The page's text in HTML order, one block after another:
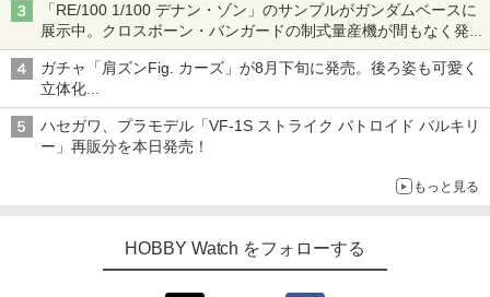
「RE/100 1/100 デナン・ゾン」のサンプルがガンダムベースに
展示中。クロスボーン・バンガードの制式量産機が間もなく発送
【ガンダムベース撮り下ろし】
ガチャ「肩ズンFig. カーズ」が8月下旬に発売。後ろ姿も可愛く
立体化
ライトニング・マックィーンやメーターなど4種がラインナップ
ハセガワ、プラモデル「VF-1S ストライク バトロイド バルキリ
ー」再販分を本日発売！
もっと見る
HOBBY Watch をフォローする